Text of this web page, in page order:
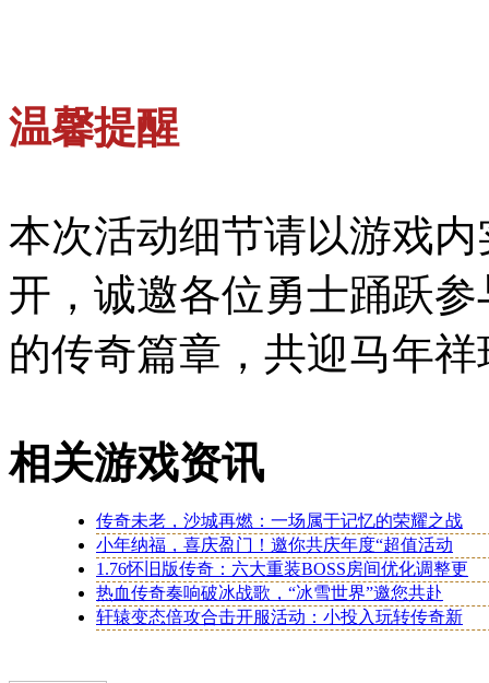
温馨提醒
本次活动细节请以游戏
开，诚邀各位勇士踊跃
的传奇篇章，共迎马年
相关游戏资讯
传奇未老，沙城再燃：一场属于记忆的荣耀之战
小年纳福，喜庆盈门！邀你共庆年度“超值活动
1.76怀旧版传奇：六大重装BOSS房间优化调整更
热血传奇奏响破冰战歌，“冰雪世界”邀您共赴
轩辕变态倍攻合击开服活动：小投入玩转传奇新